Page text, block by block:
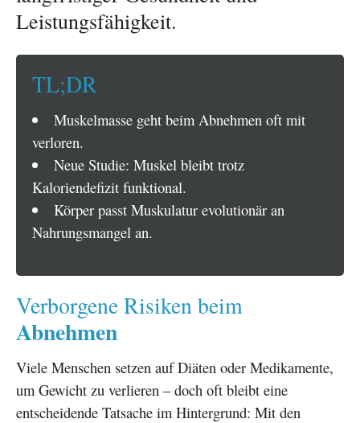
Leistungsfähigkeit.
TL;DR
Muskelmasse geht beim Abnehmen oft mit
verloren.
Neue Studie: Muskel bleibt trotz
Kaloriendefizit funktional.
Körper passt Muskulatur evolutionär an
Nahrungsmangel an.
Verborgene Risiken beim
Abnehmen
Viele Menschen setzen auf Diäten oder Medikamente,
um Gewicht zu verlieren – doch oft bleibt eine
entscheidende Tatsache im Hintergrund: Mit den